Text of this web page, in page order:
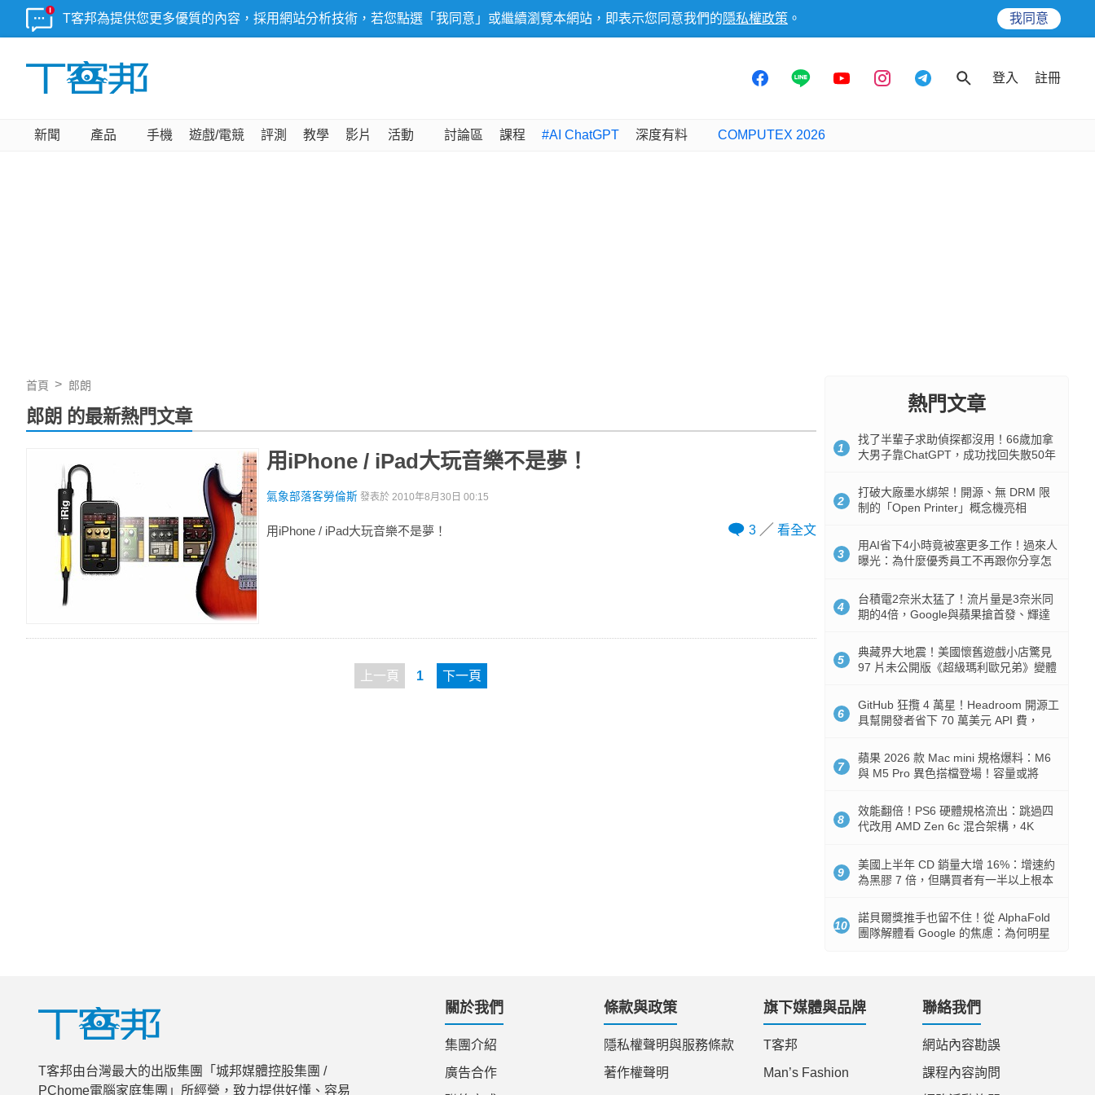
T客邦為提供您更多優質的內容，採用網站分析技術，若您點選「我同意」或繼續瀏覽本網站，即表示您同意我們的 隱私權政策 。 我同意
登入 註冊
新聞 產品 手機 遊戲/電競 評測 教學 影片 活動 討論區 課程 #AI ChatGPT 深度有料 COMPUTEX 2026
首頁 郎朗
郎朗 的最新熱門文章
用iPhone / iPad大玩音樂不是夢！
氣象部落客勞倫斯 發表於 2010年8月30日 00:15
用iPhone / iPad大玩音樂不是夢！ 3 看全文
上一頁 1 下一頁
熱門文章
1
找了半輩子求助偵探都沒用！66歲加拿
大男子靠ChatGPT，成功找回失散50年
2
打破大廠墨水綁架！開源、無 DRM 限
制的「Open Printer」概念機亮相
3
用AI省下4小時竟被塞更多工作！過來人
曝光：為什麼優秀員工不再跟你分享怎
4
台積電2奈米太猛了！流片量是3奈米同
期的4倍，Google與蘋果搶首發、輝達
5
典藏界大地震！美國懷舊遊戲小店驚見
97 片未公開版《超級瑪利歐兄弟》變體
6
GitHub 狂攬 4 萬星！Headroom 開源工
具幫開發者省下 70 萬美元 API 費，
7
蘋果 2026 款 Mac mini 規格爆料：M6
與 M5 Pro 異色搭檔登場！容量或將
8
效能翻倍！PS6 硬體規格流出：跳過四
代改用 AMD Zen 6c 混合架構，4K
9
美國上半年 CD 銷量大增 16%：增速約
為黑膠 7 倍，但購買者有一半以上根本
10
諾貝爾獎推手也留不住！從 AlphaFold
團隊解體看 Google 的焦慮：為何明星
T客邦由台灣最大的出版集團「城邦媒體控股集團 /
PChome電腦家庭集團」所經營，致力提供好懂、容易
關於我們
集團介紹
廣告合作
條款與政策
隱私權聲明與服務條款
著作權聲明
旗下媒體與品牌
T客邦
Man’s Fashion
聯絡我們
網站內容勘誤
課程內容詢問